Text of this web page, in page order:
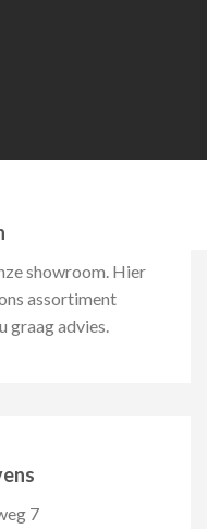
showroom. Hier
assortiment
graag advies.
7